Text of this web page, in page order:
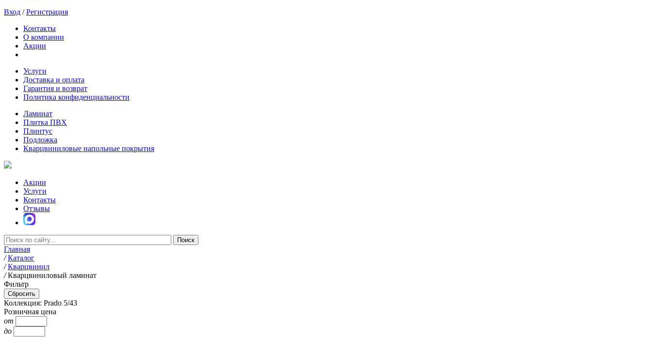
Вход /Регистрация
Контакты
О компании
Акции
Услуги
Доставка и оплата
Гарантия и возврат
Политика конфиденциальности
Ламинат
Плитка ПВХ
Плинтус
Подложка
Кварцвиниловые напольные покрытия
Акции
Услуги
Контакты
Отзывы
Главная
/ Каталог
/ Кварцвинил
/ Кварцвиниловый ламинат
Фильтр
Коллекция: Prado 5/43
Розничная цена
от
до